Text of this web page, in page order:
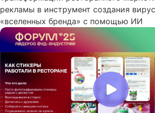
рекламы в инструмент создания
«вселенных бренда» с помощью ИИ